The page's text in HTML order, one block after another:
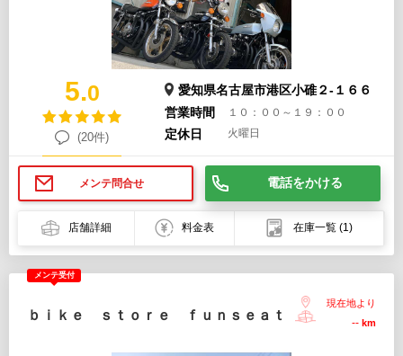
5.0
(20件)
愛知県名古屋市港区小碓２-１６６
営業時間
１０：００～１９：００
定休日 火曜日
メンテ問合せ 電話をかける
店舗詳細 料金表 在庫一覧 (1)
メンテ受付
ｂｉｋｅ ｓｔｏｒｅ ｆｕｎｓｅａｔ
現在地より
-- km